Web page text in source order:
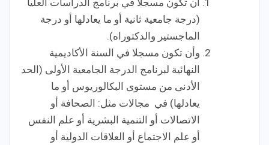
أن تكون مسجلا في برنامج الدراسات العليا
(درجة جامعية ثانية أو ما يعادلها أو درجة
الماجستير والدكتوراه).
وأن تكون مسجلا في السنة الأكاديمية
النهائية لبرنامج الدرجة الجامعية الأولى (الحد
الأدنى من مستوى البكالوريوس أو ما
يعادلها) في مجالات مثل: الصحافة أو
الاتصالات أو التنمية البشرية أو علم النفس
أو علم الاجتماع أو العلاقات الدولية أو